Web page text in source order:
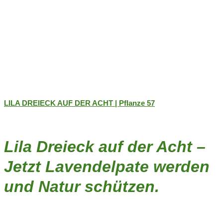
LILA DREIECK AUF DER ACHT | Pflanze 57
Lila Dreieck auf der Acht –
Jetzt Lavendelpate werden
und Natur schützen.